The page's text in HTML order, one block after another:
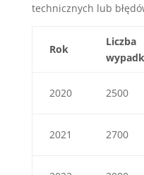
technicznych lub
Rok
Liczba
2020 2500
2021 2700